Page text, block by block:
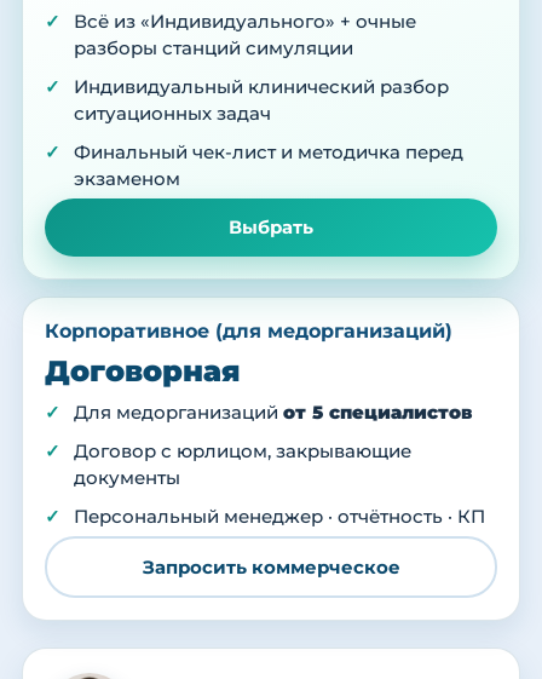
Всё из «Индивидуального» + очные
разборы станций симуляции
Индивидуальный клинический разбор
ситуационных задач
Финальный чек-лист и методичка перед
экзаменом
Выбрать
Корпоративное (для медорганизаций)
Договорная
Для медорганизаций от 5 специалистов
Договор с юрлицом, закрывающие
документы
Персональный менеджер · отчётность · КП
Запросить коммерческое